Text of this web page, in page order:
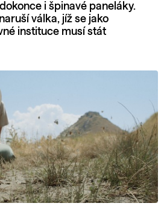
i špinavé paneláky.
válka, jíž se jako
instituce musí stát